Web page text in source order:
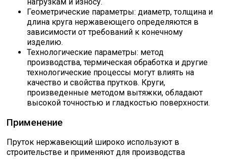
Геометрические параметры: диаметр, толщина и
длина круга нержавеющего определяются в
зависимости от требований к конечному
изделию.
Технологические параметры: метод
производства, термическая обработка и другие
технологические процессы могут влиять на
качество и свойства прутков. Круги,
произведенные методом вытяжки, обладают
высокой точностью и гладкостью поверхности.
Применение
Пруток нержавеющий широко используют в
строительстве и применяют для производства